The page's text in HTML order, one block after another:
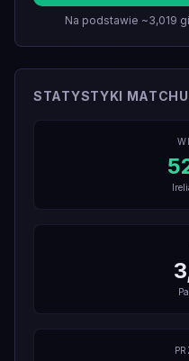
Na podstawie ~3,019
STATYSTYKI